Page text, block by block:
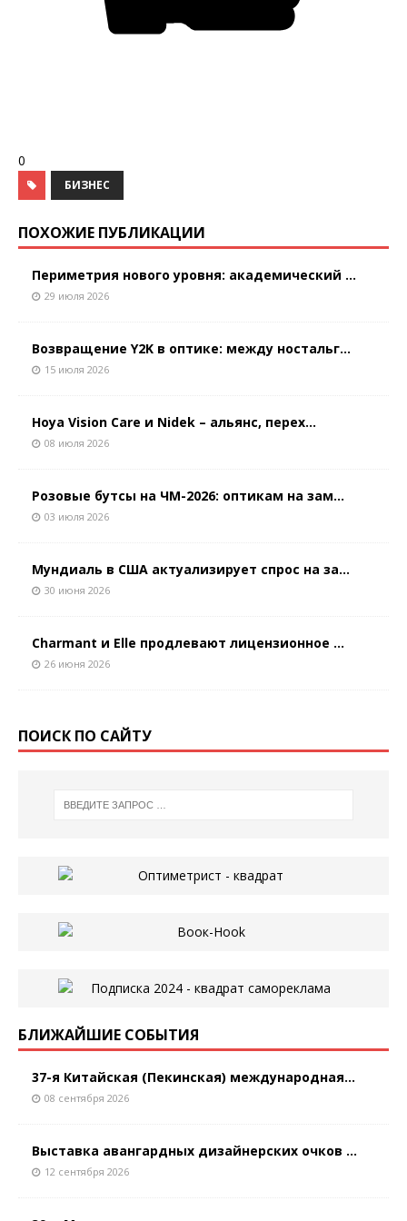
0
БИЗНЕС
ПОХОЖИЕ ПУБЛИКАЦИИ
Периметрия нового уровня: академический ...
29 июля 2026
Возвращение Y2K в оптике: между ностальг...
15 июля 2026
Hoya Vision Care и Nidek – альянс, перех...
08 июля 2026
Розовые бутсы на ЧМ-2026: оптикам на зам...
03 июля 2026
Мундиаль в США актуализирует спрос на за...
30 июня 2026
Charmant и Elle продлевают лицензионное ...
26 июня 2026
ПОИСК ПО САЙТУ
БЛИЖАЙШИЕ СОБЫТИЯ
37-я Китайская (Пекинская) международная...
08 сентября 2026
Выставка авангардных дизайнерских очков ...
12 сентября 2026